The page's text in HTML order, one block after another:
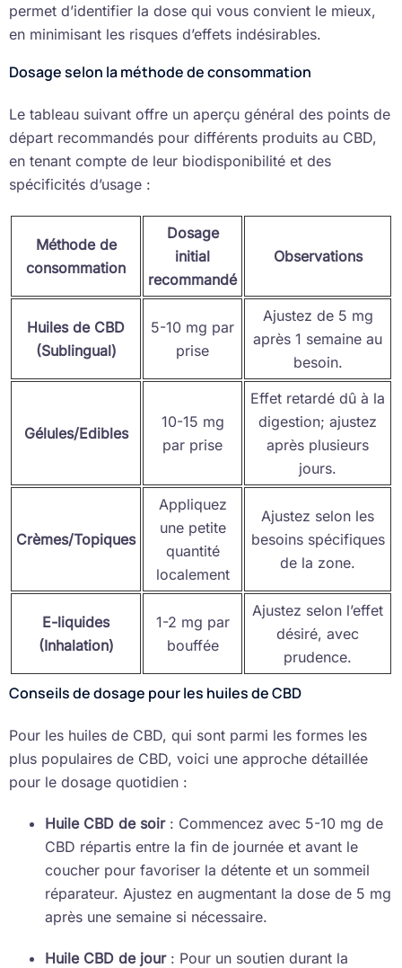
permet d’identifier la dose qui vous convient le mieux,
en minimisant les risques d’effets indésirables.
Dosage selon la méthode de consommation
Le tableau suivant offre un aperçu général des points de
départ recommandés pour différents produits au CBD,
en tenant compte de leur biodisponibilité et des
spécificités d’usage :
Méthode de
consommation
Dosage
initial
recommandé
Observations
Huiles de CBD
(Sublingual)
5-10 mg par
prise
Ajustez de 5 mg
après 1 semaine au
besoin.
Gélules/Edibles
10-15 mg
par prise
Effet retardé dû à la
digestion; ajustez
après plusieurs
jours.
Crèmes/Topiques
Appliquez
une petite
quantité
localement
Ajustez selon les
besoins spécifiques
de la zone.
E-liquides
(Inhalation)
1-2 mg par
bouffée
Ajustez selon l’effet
désiré, avec
prudence.
Conseils de dosage pour les huiles de CBD
Pour les huiles de CBD, qui sont parmi les formes les
plus populaires de CBD, voici une approche détaillée
pour le dosage quotidien :
Huile CBD de soir: Commencez avec 5-10 mg de
CBD répartis entre la fin de journée et avant le
coucher pour favoriser la détente et un sommeil
réparateur. Ajustez en augmentant la dose de 5 mg
après une semaine si nécessaire.
Huile CBD de jour: Pour un soutien durant la